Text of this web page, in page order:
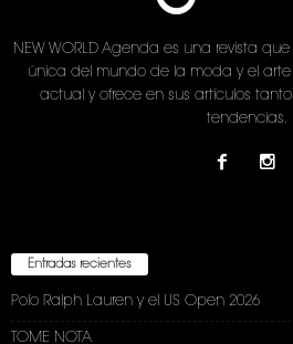
NEW WORLD Agenda es una revista
única del mundo de la moda y el arte
actual y ofrece en sus artículos
tendencias.
Entradas recientes
Polo Ralph Lauren y el US Open 2026
TOME NOTA